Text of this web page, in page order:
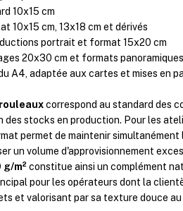
10x15 cm
10x15 cm, 13x18 cm et dérivés
portrait et format 15x20 cm
20x30 cm et formats panoramiques
A4, adaptée aux cartes et mises en
correspond au standard des
stocks en production. Pour les
permet de maintenir simultanément
un volume d'approvisionnement
g/m²constitue ainsi un complément
pour les opérateurs dont la
et valorisant par sa texture douce au